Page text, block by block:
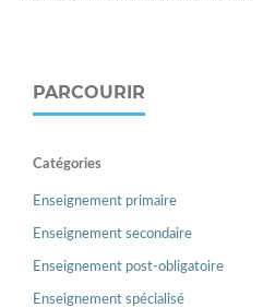
PARCOURIR
Catégories
Enseignement primaire
Enseignement secondaire
Enseignement post-obligatoire
Enseignement spécialisé